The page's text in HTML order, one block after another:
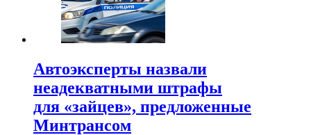
Автоэксперты назвали
неадекватными штрафы
для «зайцев», предложенные
Минтрансом